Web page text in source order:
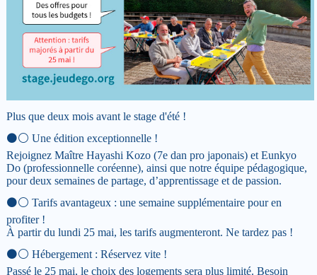
Plus que deux mois avant le stage d'été !
⚫️⚪️ Une édition exceptionnelle !
Rejoignez Maître Hayashi Kozo (7e dan pro japonais) et Eunkyo
Do (professionnelle coréenne), ainsi que notre équipe pédagogique,
pour deux semaines de partage, d’apprentissage et de passion.
⚫️⚪️ Tarifs avantageux : une semaine supplémentaire pour en
profiter !
À partir du lundi 25 mai, les tarifs augmenteront. Ne tardez pas !
⚫️⚪️ Hébergement : Réservez vite !
Passé le 25 mai, le choix des logements sera plus limité. Besoin